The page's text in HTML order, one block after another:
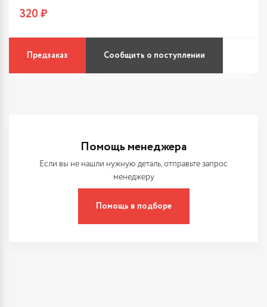
320 ₽
Предзаказ Сообщить о поступлении
Помощь менеджера
Если вы не нашли нужную деталь, отправьте запрос
менеджеру
Помощь в подборе